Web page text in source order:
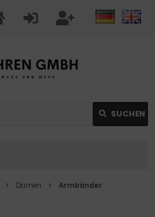
SUCHEN
Damen Armbänder